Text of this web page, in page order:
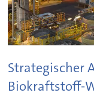
Strategischer
Biokraftstoff-